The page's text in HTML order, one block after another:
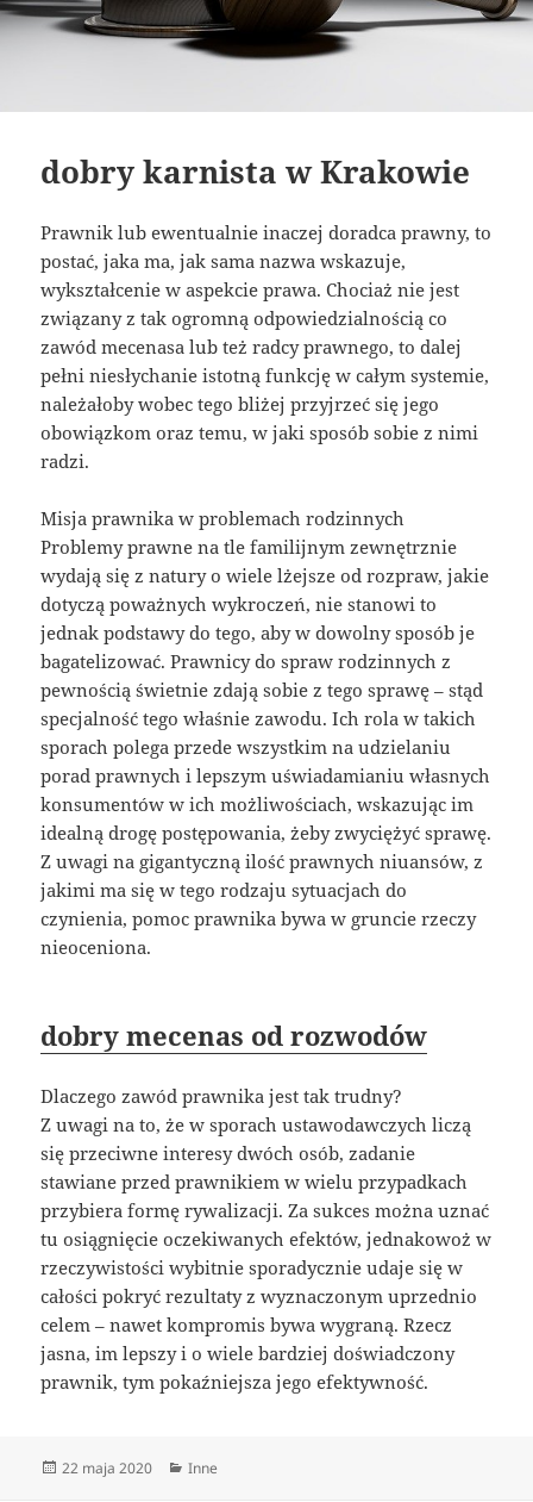
dobry karnista w Krakowie
Prawnik lub ewentualnie inaczej doradca prawny, to
postać, jaka ma, jak sama nazwa wskazuje,
wykształcenie w aspekcie prawa. Chociaż nie jest
związany z tak ogromną odpowiedzialnością co
zawód mecenasa lub też radcy prawnego, to dalej
pełni niesłychanie istotną funkcję w całym systemie,
należałoby wobec tego bliżej przyjrzeć się jego
obowiązkom oraz temu, w jaki sposób sobie z nimi
radzi.
Misja prawnika w problemach rodzinnych
Problemy prawne na tle familijnym zewnętrznie
wydają się z natury o wiele lżejsze od rozpraw, jakie
dotyczą poważnych wykroczeń, nie stanowi to
jednak podstawy do tego, aby w dowolny sposób je
bagatelizować. Prawnicy do spraw rodzinnych z
pewnością świetnie zdają sobie z tego sprawę – stąd
specjalność tego właśnie zawodu. Ich rola w takich
sporach polega przede wszystkim na udzielaniu
porad prawnych i lepszym uświadamianiu własnych
konsumentów w ich możliwościach, wskazując im
idealną drogę postępowania, żeby zwyciężyć sprawę.
Z uwagi na gigantyczną ilość prawnych niuansów, z
jakimi ma się w tego rodzaju sytuacjach do
czynienia, pomoc prawnika bywa w gruncie rzeczy
nieoceniona.
dobry mecenas od rozwodów
Dlaczego zawód prawnika jest tak trudny?
Z uwagi na to, że w sporach ustawodawczych liczą
się przeciwne interesy dwóch osób, zadanie
stawiane przed prawnikiem w wielu przypadkach
przybiera formę rywalizacji. Za sukces można uznać
tu osiągnięcie oczekiwanych efektów, jednakowoż w
rzeczywistości wybitnie sporadycznie udaje się w
całości pokryć rezultaty z wyznaczonym uprzednio
celem – nawet kompromis bywa wygraną. Rzecz
jasna, im lepszy i o wiele bardziej doświadczony
prawnik, tym pokaźniejsza jego efektywność.
Data
22 maja 2020 Kategorie
Inne